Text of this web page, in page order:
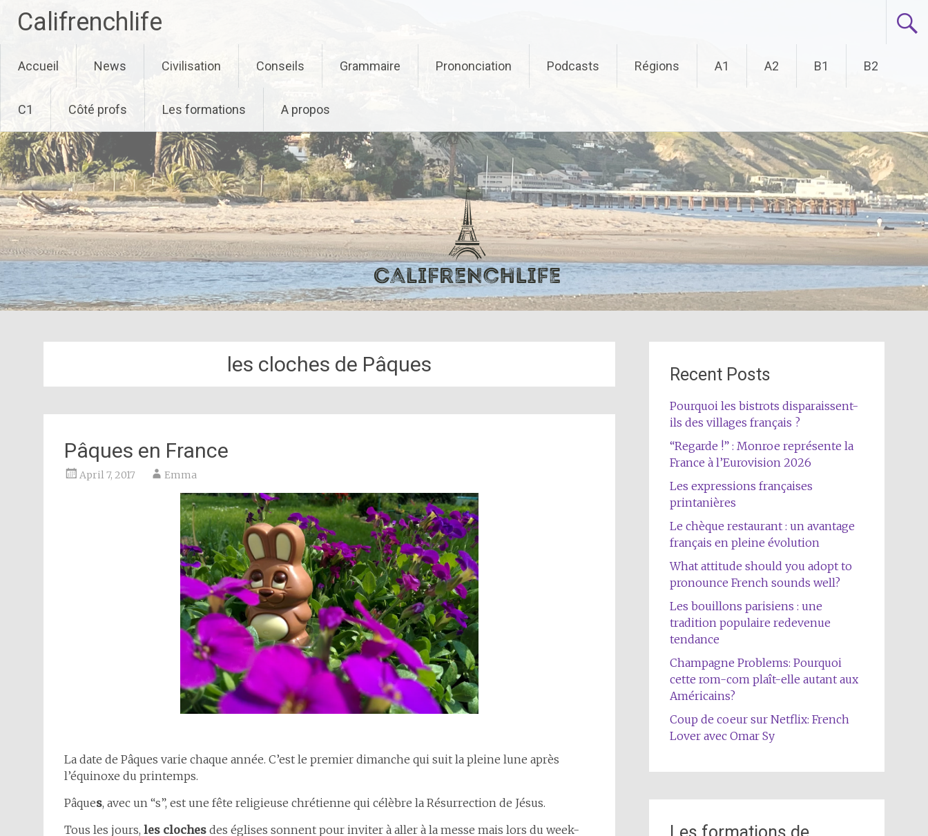
Califrenchlife
to
content
Accueil News Civilisation Conseils Grammaire Prononciation Podcasts Régions A1 A2 B1 B2
C1 Côté profs Les formations A propos
les cloches de Pâques
Pâques en France
April 7, 2017 Emma
La date de Pâques varie chaque année. C’est le premier dimanche qui suit la pleine lune après
l’équinoxe du printemps.
Pâques, avec un “s”, est une fête religieuse chrétienne qui célèbre la Résurrection de Jésus.
Tous les jours, les cloches des églises sonnent pour inviter à aller à la messe mais lors du week-
Recent Posts
Pourquoi les bistrots disparaissent-
ils des villages français ?
“Regarde !” : Monroe représente la
France à l’Eurovision 2026
Les expressions françaises
printanières
Le chèque restaurant : un avantage
français en pleine évolution
What attitude should you adopt to
pronounce French sounds well?
Les bouillons parisiens : une
tradition populaire redevenue
tendance
Champagne Problems: Pourquoi
cette rom-com plaît-elle autant aux
Américains?
Coup de coeur sur Netflix: French
Lover avec Omar Sy